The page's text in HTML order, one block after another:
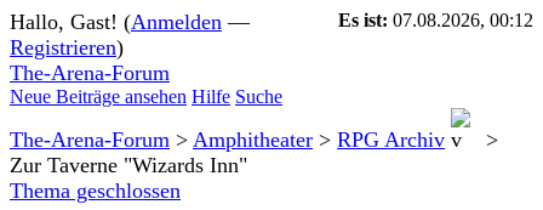
Es ist: 07.08.2026, 00:12
Hallo, Gast! (Anmelden —
Registrieren)
The-Arena-Forum
Neue Beiträge ansehen Hilfe Suche
The-Arena-Forum > Amphitheater > RPG Archiv
>
Zur Taverne "Wizards Inn"
Thema geschlossen